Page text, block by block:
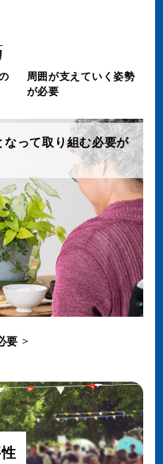
周囲が支えていく姿勢
が必要
って取り組む必要が
要 >